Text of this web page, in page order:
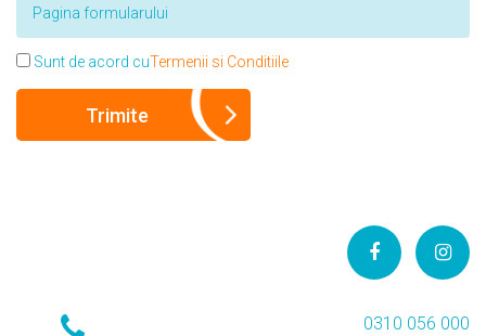
Sunt de acord cuTermenii si Conditiile
0310 056 000